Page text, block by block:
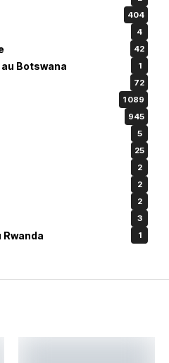
404
4
42
Botswana 1
72
1 089
945
5
25
2
2
2
3
1